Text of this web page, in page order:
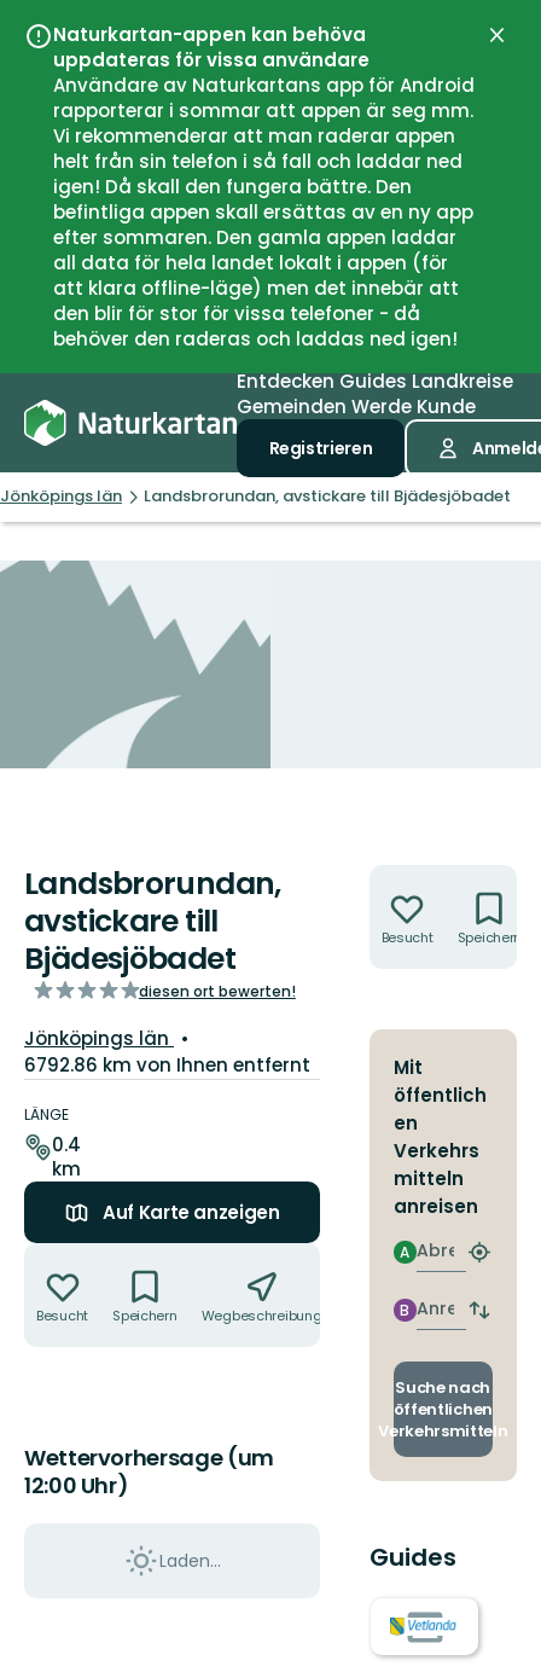
Naturkartan-appen kan behöva
uppdateras för vissa användare
Användare av Naturkartans app för Android
rapporterar i sommar att appen är seg mm.
Vi rekommenderar att man raderar appen
helt från sin telefon i så fall och laddar ned
igen! Då skall den fungera bättre. Den
befintliga appen skall ersättas av en ny app
efter sommaren. Den gamla appen laddar
all data för hela landet lokalt i appen (för
att klara offline-läge) men det innebär att
den blir för stor för vissa telefoner - då
behöver den raderas och laddas ned igen!
EntdeckenGuidesLandkreise
Gemeinden Werde Kunde
Registrieren
Jönköpings län Landsbrorundan, avstickare till Bjädesjöbadet
Landsbrorundan,
avstickare till
Bjädesjöbadet
von
Sternen
diesen ort bewerten!
Landkreis:
Jönköpings län
6792.86 km von Ihnen entfernt
zum
Weg
LÄNGE
0.4
km
Auf Karte anzeigen
Besucht Speichern Wegbeschreibung
Wettervorhersage (um
12:00 Uhr)
Laden...
Besucht Speichern
Mit
öffentlich
en
Verkehrs
mitteln
anreisen
Abreise
A
finden
Anreise
B
Suche nach
öffentlichen
Verkehrsmitteln
Guides